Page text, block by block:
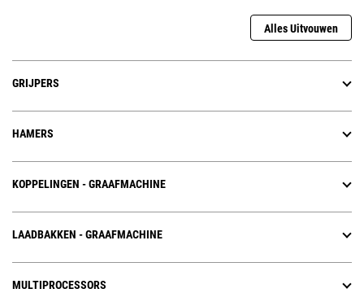
Alles Uitvouwen
GRIJPERS
HAMERS
KOPPELINGEN - GRAAFMACHINE
LAADBAKKEN - GRAAFMACHINE
MULTIPROCESSORS